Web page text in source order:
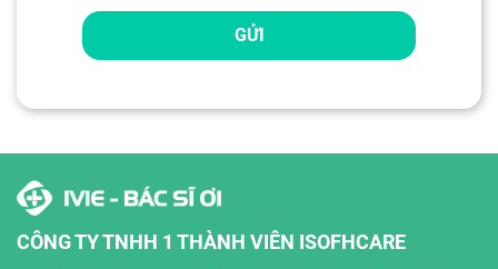
GỬI
CÔNG TY TNHH 1 THÀNH VIÊN ISOFHCARE